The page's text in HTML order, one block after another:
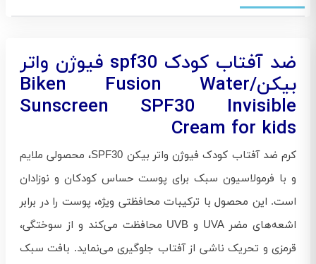
ضد آفتاب کودک spf30 فیوژن واتر
بیکن/Biken Fusion Water
Sunscreen SPF30 Invisible
Cream for kids
کرم ضد آفتاب کودک فیوژن واتر بیکن SPF30، محصولی ملایم
و با فرمولاسیون سبک برای پوست حساس کودکان و نوزادان
است. این محصول با ترکیبات محافظتی ویژه، پوست را در برابر
اشعه‌های مضر UVA و UVB محافظت می‌کند و از سوختگی،
قرمزی و تحریک ناشی از آفتاب جلوگیری می‌نماید. بافت سبک